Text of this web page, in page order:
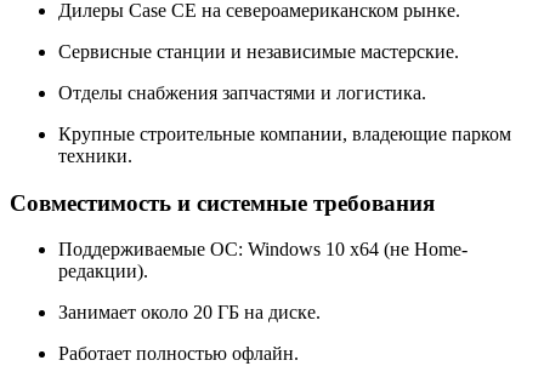
Дилеры Case CE на североамериканском рынке.
Сервисные станции и независимые мастерские.
Отделы снабжения запчастями и логистика.
Крупные строительные компании, владеющие парком
техники.
Совместимость и системные требования
Поддерживаемые ОС: Windows 10 x64 (не Home-
редакции).
Занимает около 20 ГБ на диске.
Работает полностью офлайн.